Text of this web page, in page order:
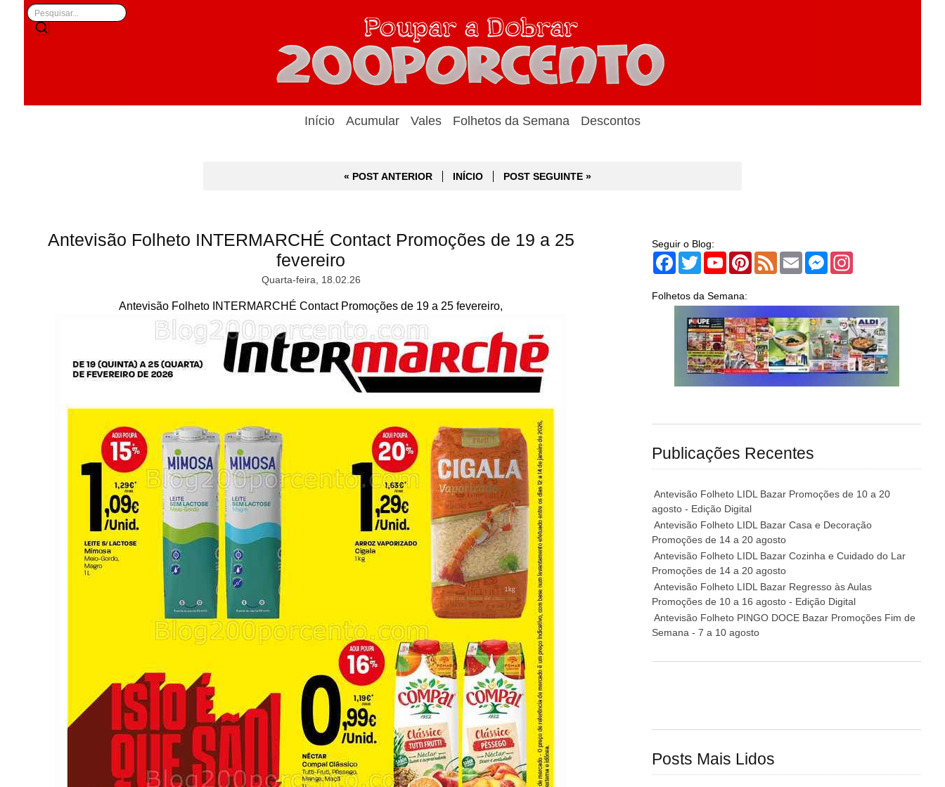
Início Acumular Vales Folhetos da Semana Descontos
« POST ANTERIOR INÍCIO POST SEGUINTE »
Antevisão Folheto INTERMARCHÉ Contact Promoções de 19 a 25
fevereiro
Quarta-feira, 18.02.26
Antevisão Folheto INTERMARCHÉ Contact Promoções de 19 a 25 fevereiro,
Seguir o Blog:
Facebook
TwitterYouTubePinterest
Feed Email Messenger
Folhetos da Semana:
Publicações Recentes
Antevisão Folheto LIDL Bazar Promoções de 10 a 20
agosto - Edição Digital
Antevisão Folheto LIDL Bazar Casa e Decoração
Promoções de 14 a 20 agosto
Antevisão Folheto LIDL Bazar Cozinha e Cuidado do Lar
Promoções de 14 a 20 agosto
Antevisão Folheto LIDL Bazar Regresso às Aulas
Promoções de 10 a 16 agosto - Edição Digital
Antevisão Folheto PINGO DOCE Bazar Promoções Fim de
Semana - 7 a 10 agosto
Posts Mais Lidos